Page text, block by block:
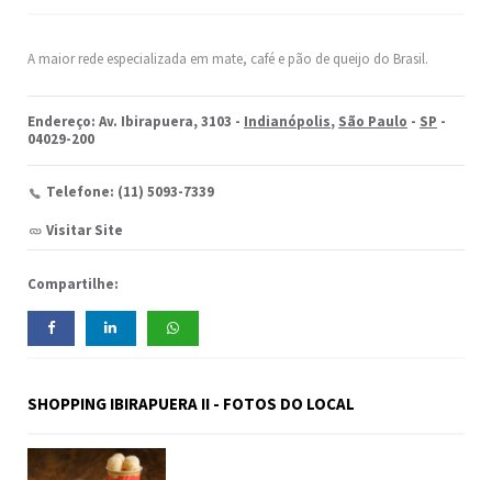
A maior rede especializada em mate, café e pão de queijo do Brasil.
Endereço: Av. Ibirapuera, 3103 - Indianópolis, São Paulo - SP -
04029-200
Telefone: (11) 5093-7339
Visitar Site
Compartilhe:
SHOPPING IBIRAPUERA II - FOTOS DO LOCAL